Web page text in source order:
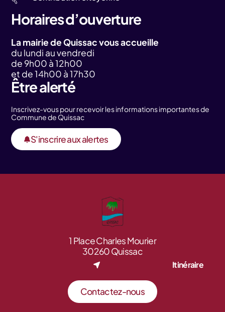
Horaires d’ouverture
La mairie de Quissac vous accueille
du lundi au vendredi
de 9h00 à 12h00
et de 14h00 à 17h30
Être alerté
Inscrivez-vous pour recevoir les informations importantes de
Commune de Quissac
S'inscrire aux alertes
1 Place Charles Mourier
30260 Quissac
Itinéraire
Contactez-nous